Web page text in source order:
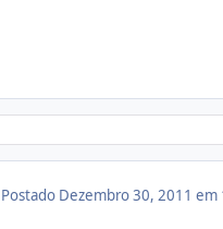
Postado Dezembro 30, 2011 em